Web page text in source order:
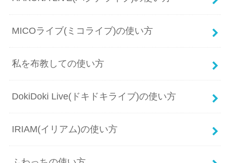
MICOライブ(ミコライブ)の使い方
私を布教しての使い方
DokiDoki Live(ドキドキライブ)の使い方
IRIAM(イリアム)の使い方